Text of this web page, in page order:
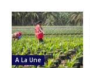
A La Une